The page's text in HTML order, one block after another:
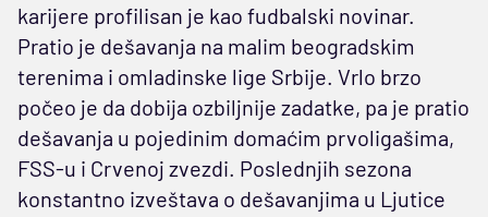
karijere profilisan je kao fudbalski novinar.
Pratio je dešavanja na malim beogradskim
terenima i omladinske lige Srbije. Vrlo brzo
počeo je da dobija ozbiljnije zadatke, pa je pratio
dešavanja u pojedinim domaćim prvoligašima,
FSS-u i Crvenoj zvezdi. Poslednjih sezona
konstantno izveštava o dešavanjima u Ljutice